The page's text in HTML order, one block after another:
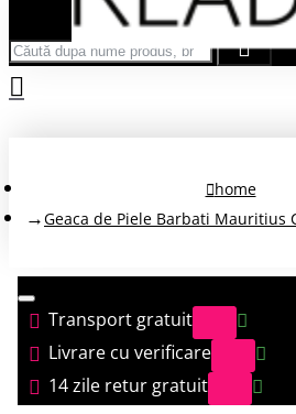
Căută după nume produs,
home
Geaca de Piele Barbati Mauritius
Transport gratuit
Livrare cu verificare
14 zile retur gratuit